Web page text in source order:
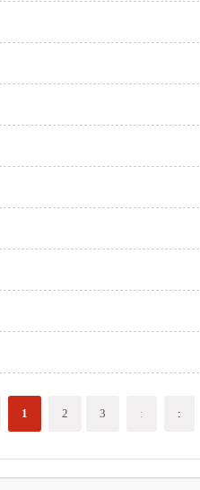
1 2 3 : :